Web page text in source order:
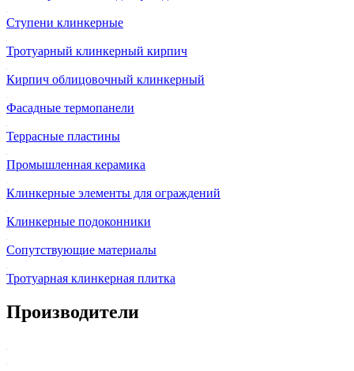
Ступени клинкерные
Тротуарный клинкерный кирпич
Кирпич облицовочный клинкерный
Фасадные термопанели
Террасные пластины
Промышленная керамика
Клинкерные элементы для ограждений
Клинкерные подоконники
Сопутствующие материалы
Тротуарная клинкерная плитка
Производители